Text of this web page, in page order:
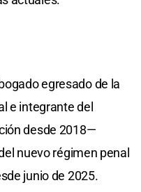
egresado de la
e integrante del
desde 2018—
nuevo régimen penal
junio de 2025.